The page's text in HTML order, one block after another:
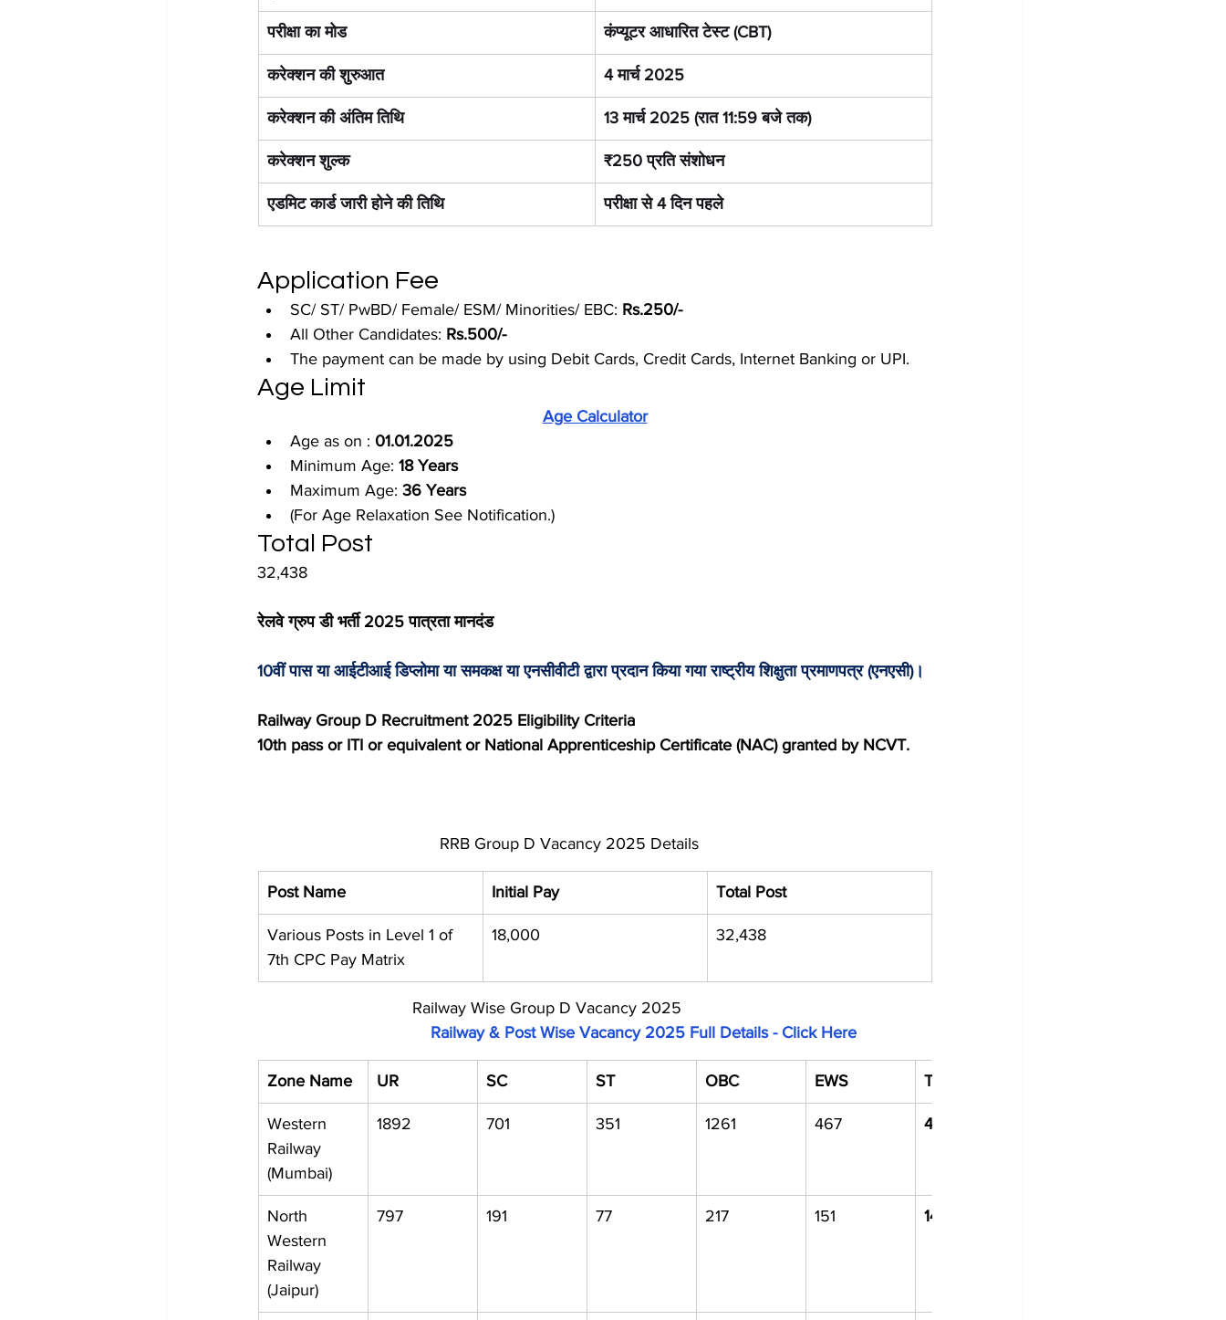
परीक्षा का मोड कंप्यूटर आधारित टेस्ट (CBT)
करेक्शन की शुरुआत 4 मार्च 2025
करेक्शन की अंतिम तिथि 13 मार्च 2025 (रात 11:59 बजे तक)
करेक्शन शुल्क ₹250 प्रति संशोधन
एडमिट कार्ड जारी होने की तिथि परीक्षा से 4 दिन पहले
Application Fee
SC/ ST/ PwBD/ Female/ ESM/ Minorities/ EBC: Rs.250/-
All Other Candidates: Rs.500/-
The payment can be made by using Debit Cards, Credit Cards, Internet Banking or UPI.
Age Limit
Age Calculator
Age as on : 01.01.2025
Minimum Age: 18 Years
Maximum Age: 36 Years
(For Age Relaxation See Notification.)
Total Post
32,438
रेलवे ग्रुप डी भर्ती 2025 पात्रता मानदंड
10वीं पास या आईटीआई डिप्लोमा या समकक्ष या एनसीवीटी द्वारा प्रदान किया गया राष्ट्रीय शिक्षुता प्रमाणपत्र (एनएसी)।
Railway Group D Recruitment 2025 Eligibility Criteria
10th pass or ITI or equivalent or National Apprenticeship Certificate (NAC) granted by NCVT.
                                        RRB Group D Vacancy 2025 Details
Post Name Initial Pay Total Post
Various Posts in Level 1 of
7th CPC Pay Matrix
18,000 32,438
                                  Railway Wise Group D Vacancy 2025
Railway & Post Wise Vacancy 2025 Full Details - Click Here
Zone Name UR SC ST OBC EWS Total
Western
Railway
(Mumbai)
1892 701 351 1261 467 4672
North
Western
Railway
(Jaipur)
797 191 77 217 151 1433